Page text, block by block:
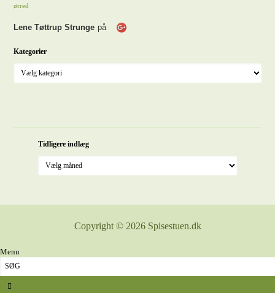
ørred
Lene Tøttrup Strunge på
Kategorier
Tidligere indlæg
Copyright © 2026 Spisestuen.dk
Menu